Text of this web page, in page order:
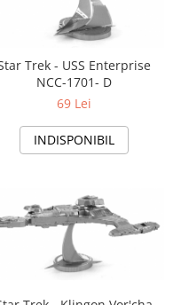
Trek - USS Enterprise
NCC-1701- D
69 Lei
INDISPONIBIL